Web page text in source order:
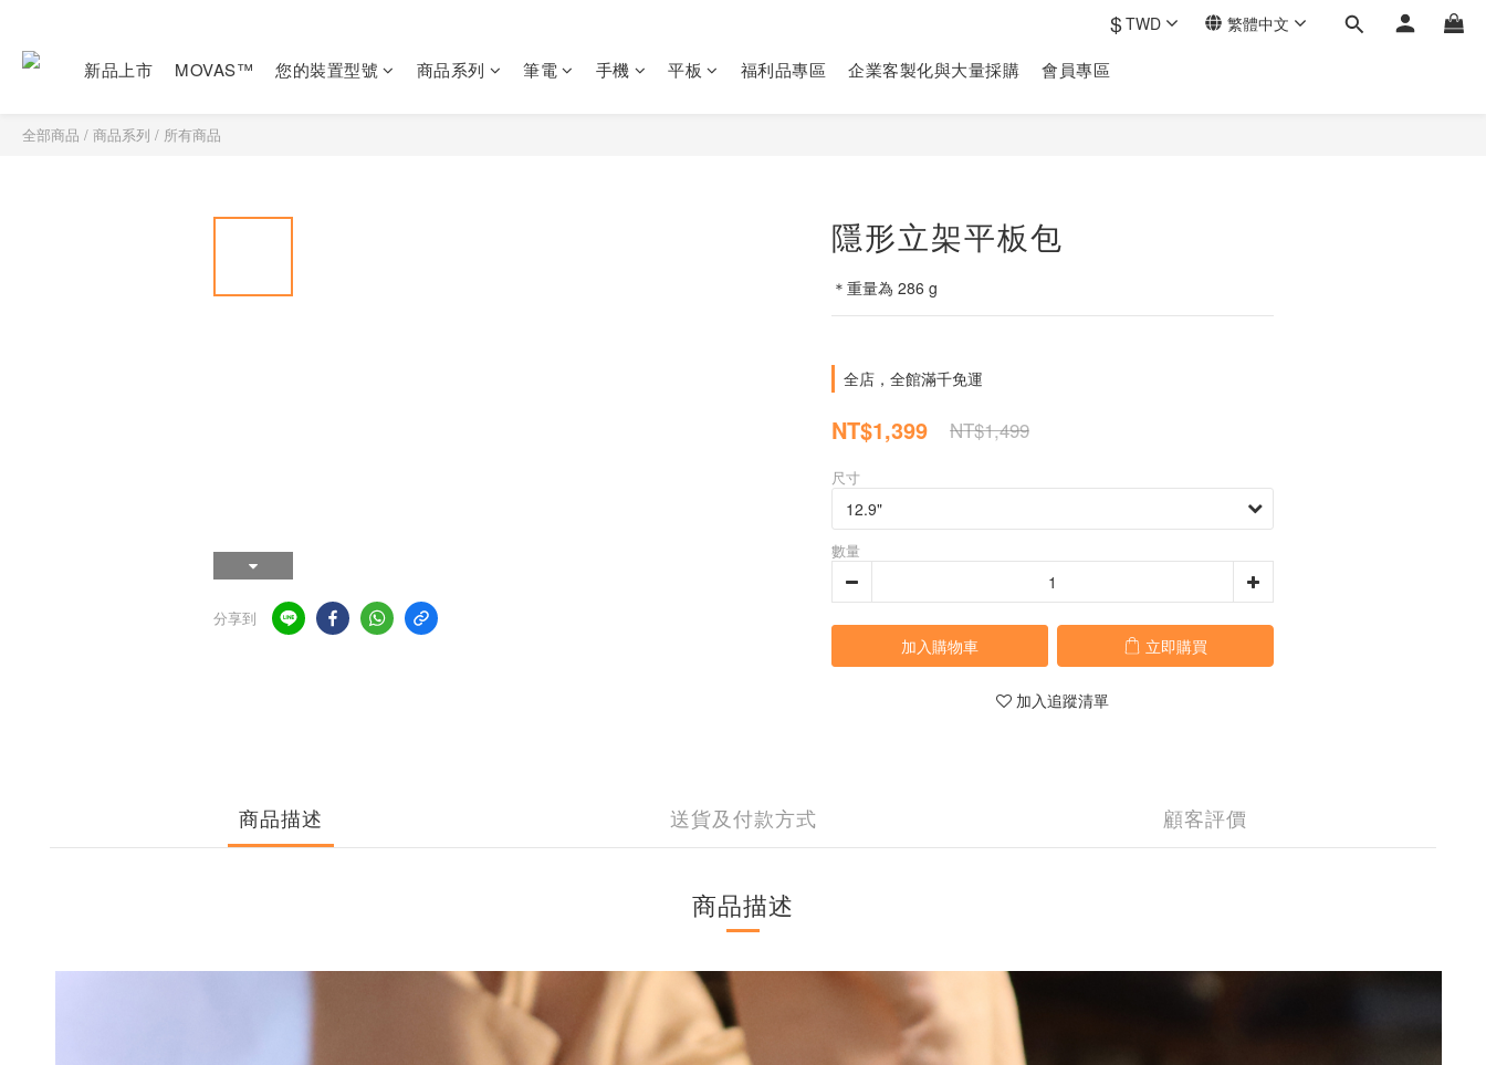
$TWD 繁體中文
新品上市 MOVAS™ 您的裝置型號 商品系列 筆電 手機 平板 福利品專區 企業客製化與大量採購 會員專區
全部商品 / 商品系列 / 所有商品
分享到
隱形立架平板包
＊重量為 286 g
全店，全館滿千免運
NT$1,399 NT$1,499
尺寸
數量
加入購物車 立即購買
加入追蹤清單
商品描述 送貨及付款方式 顧客評價
商品描述